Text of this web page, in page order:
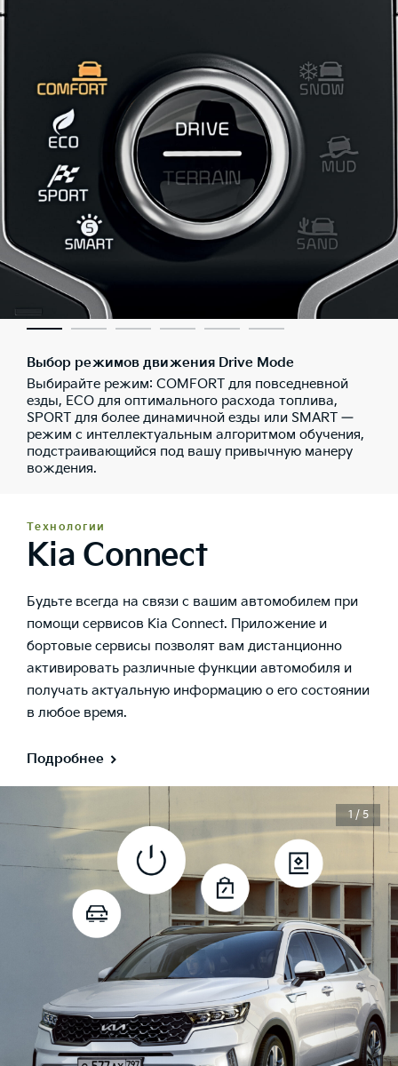
Выбор режимов движения Drive Mode
Выбирайте режим: COMFORT для повседневной
езды, ECO для оптимального расхода топлива,
SPORT для более динамичной езды или SMART —
режим с интеллектуальным алгоритмом обучения,
подстраивающийся под вашу привычную манеру
вождения.
Технологии
Kia Connect
Будьте всегда на связи с вашим автомобилем при
помощи сервисов Kia Connect. Приложение и
бортовые сервисы позволят вам дистанционно
активировать различные функции автомобиля и
получать актуальную информацию о его состоянии
в любое время.
Подробнее
1 / 5